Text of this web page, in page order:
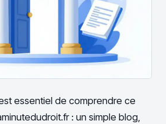
est essentiel de comprendre ce
: un simple blog,